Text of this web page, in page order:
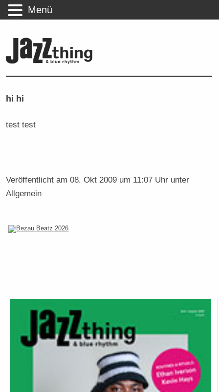
hi hi
test test
Veröffentlicht am08. Okt 2009 um 11:07 Uhr unter
Allgemein
Menü